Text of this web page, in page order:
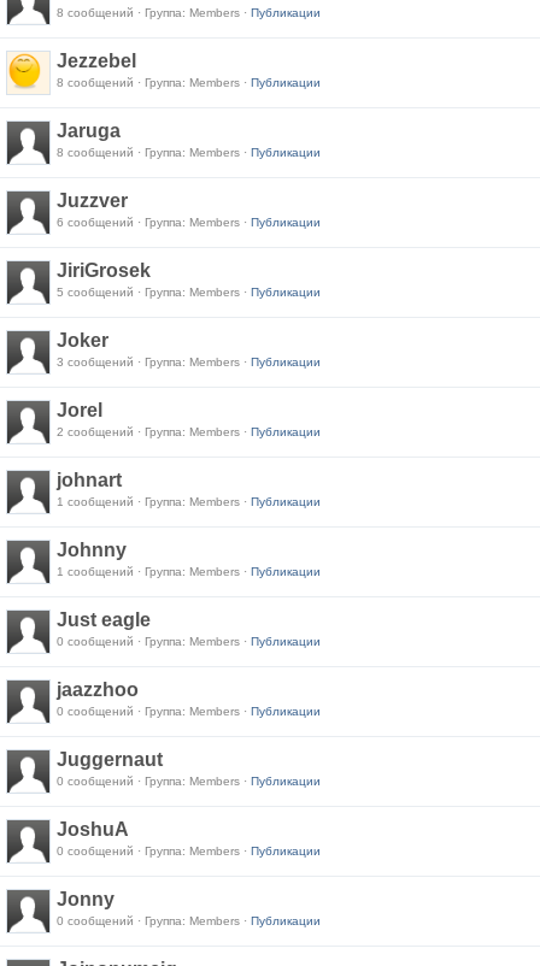
8 сообщений · Группа: Members · Публикации
Jezzebel
8 сообщений · Группа: Members · Публикации
Jaruga
8 сообщений · Группа: Members · Публикации
Juzzver
6 сообщений · Группа: Members · Публикации
JiriGrosek
5 сообщений · Группа: Members · Публикации
Joker
3 сообщений · Группа: Members · Публикации
Jorel
2 сообщений · Группа: Members · Публикации
johnart
1 сообщений · Группа: Members · Публикации
Johnny
1 сообщений · Группа: Members · Публикации
Just eagle
0 сообщений · Группа: Members · Публикации
jaazzhoo
0 сообщений · Группа: Members · Публикации
Juggernaut
0 сообщений · Группа: Members · Публикации
JoshuA
0 сообщений · Группа: Members · Публикации
Jonny
0 сообщений · Группа: Members · Публикации